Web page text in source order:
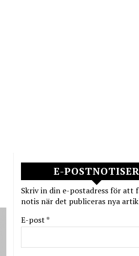
E-POSTNOTISER
Skriv in din e-postadress för att
notis när det publiceras nya
E-post *